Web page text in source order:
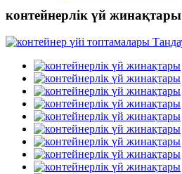
контейнерлік үй жинақтары